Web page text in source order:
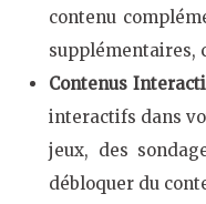
contenu
supplémentaires,
Contenus
interactifs dans
jeux, des
débloquer du